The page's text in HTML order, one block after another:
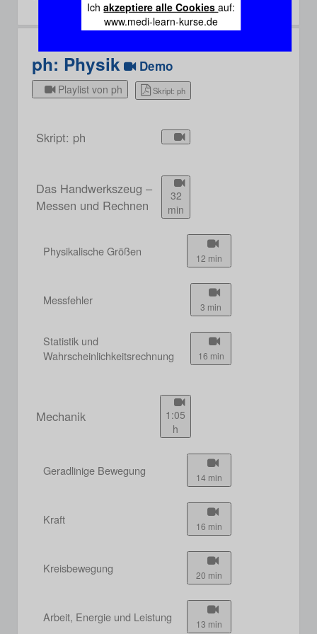
Ichakzeptiere alle Cookiesauf:
www.medi-learn-kurse.de
ph: Physik Demo
Playlist von ph Skript: ph
Skript: ph
Das Handwerkszeug –
Messen und Rechnen
32
min
Physikalische Größen 12 min
Messfehler 3 min
Statistik und
Wahrscheinlichkeitsrechnung
16 min
Mechanik
1:05
h
Geradlinige Bewegung 14 min
Kraft 16 min
Kreisbewegung 20 min
Arbeit, Energie und Leistung 13 min